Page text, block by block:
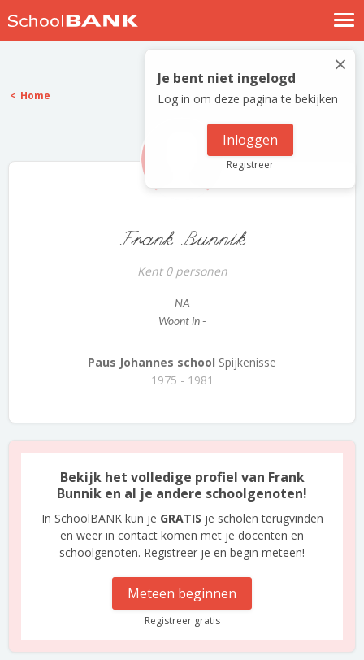
Nostalgische verhalen
Log in
Meld je gratis aan
×
Je bent niet ingelogd
Log in om deze pagina te bekijken
Inloggen
Registreer
Home
Frank Bunnik
Kent 0 personen
NA
Woont in -
Paus Johannes school Spijkenisse
1975 - 1981
Bekijk het volledige profiel van Frank
Bunnik en al je andere schoolgenoten!
In SchoolBANK kun je GRATIS je scholen terugvinden
en weer in contact komen met je docenten en
schoolgenoten. Registreer je en begin meteen!
Meteen beginnen
Registreer gratis